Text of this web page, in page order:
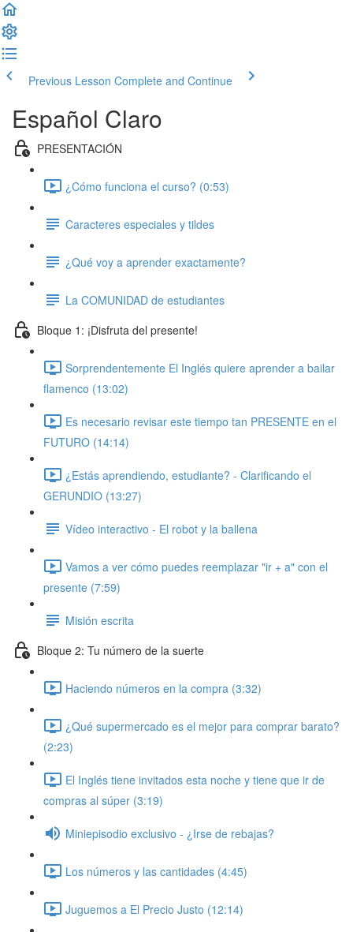
Previous Lesson Complete and Continue
Español Claro
PRESENTACIÓN
¿Cómo funciona el curso? (0:53)
Caracteres especiales y tildes
¿Qué voy a aprender exactamente?
La COMUNIDAD de estudiantes
Bloque 1: ¡Disfruta del presente!
Sorprendentemente El Inglés quiere aprender a bailar
flamenco (13:02)
Es necesario revisar este tiempo tan PRESENTE en el
FUTURO (14:14)
¿Estás aprendiendo, estudiante? - Clarificando el
GERUNDIO (13:27)
Vídeo interactivo - El robot y la ballena
Vamos a ver cómo puedes reemplazar "ir + a" con el
presente (7:59)
Misión escrita
Bloque 2: Tu número de la suerte
Haciendo números en la compra (3:32)
¿Qué supermercado es el mejor para comprar barato?
(2:23)
El Inglés tiene invitados esta noche y tiene que ir de
compras al súper (3:19)
Miniepisodio exclusivo - ¿Irse de rebajas?
Los números y las cantidades (4:45)
Juguemos a El Precio Justo (12:14)